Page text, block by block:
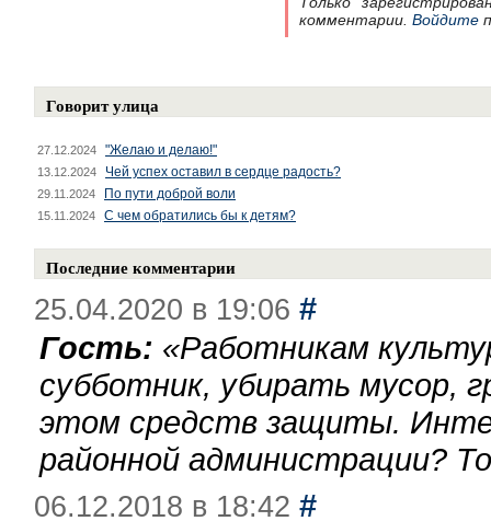
комментарии. Войдите
Говорит улица
27.12.2024 "Желаю и делаю!"
13.12.2024 Чей успех оставил в сердце радость?
29.11.2024 По пути доброй воли
15.11.2024 С чем обратились бы к детям?
Последние комментарии
25.04.2020 в 19:06 #
Гость: «Работникам
субботник, убирать мусор,
этом средств защиты.
районной администрации?
06.12.2018 в 18:42 #